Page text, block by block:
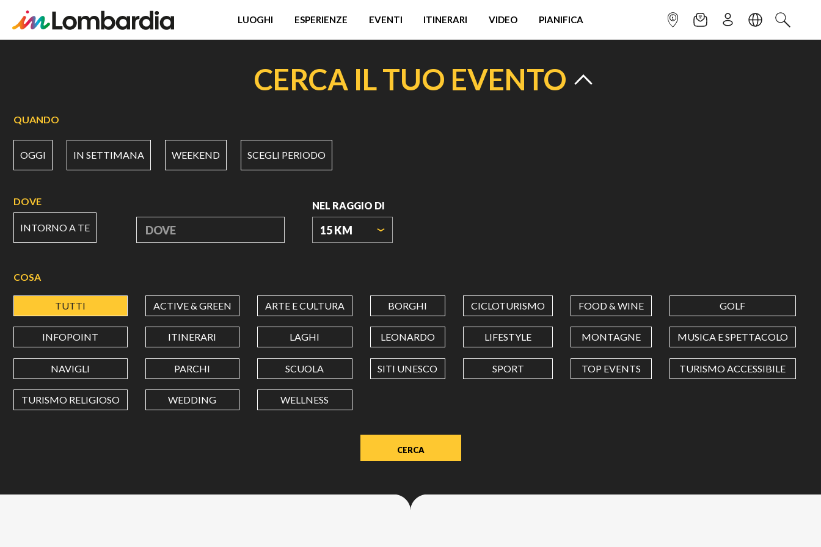
LUOGHI ESPERIENZE EVENTI ITINERARI VIDEO PIANIFICA INFOPOINTNEWSLETTER
ISCRIVITILINGUACERCA
CERCA IL TUO EVENTO
QUANDO
OGGI IN SETTIMANA WEEKEND SCEGLI PERIODO
DOVE
INTORNO A TE DOVE
NEL RAGGIO DI
15 KM
LONGITUDINE
dot
COSA
TUTTI ACTIVE & GREEN ARTE E CULTURA BORGHI CICLOTURISMO FOOD & WINE GOLF
INFOPOINT ITINERARI LAGHI LEONARDO LIFESTYLE MONTAGNE MUSICA E SPETTACOLO
NAVIGLI PARCHI SCUOLA SITI UNESCO SPORT TOP EVENTS TURISMO ACCESSIBILE
TURISMO RELIGIOSO WEDDING WELLNESS